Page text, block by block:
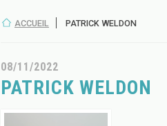
ACCUEIL PATRICK WELDON
08/11/2022
PATRICK WELDON